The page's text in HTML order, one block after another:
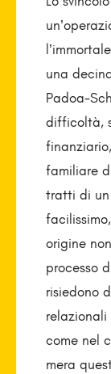
una
Padoa-
difficoltà,
familiare
tratti di un
origine
processo
risiedono
relazionali
come nel
mera